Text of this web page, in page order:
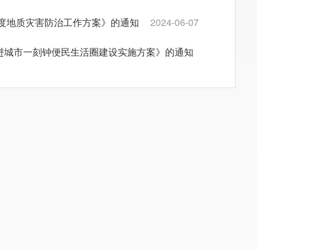
地质灾害防治工作方案》的通知 2024-06-07
市一刻钟便民生活圈建设实施方案》的通知